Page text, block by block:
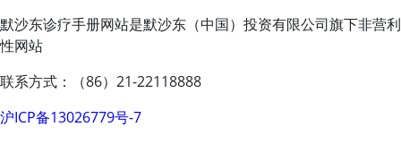
默沙东诊疗手册网站是默沙东（中国）投资有限公司旗下非营利
性网站
联系方式：（86）21-22118888
沪ICP备13026779号-7